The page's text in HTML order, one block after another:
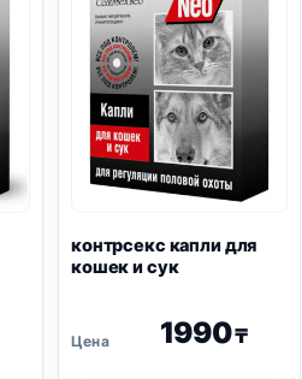
контрсекс капли для
кошек и сук
1990₸